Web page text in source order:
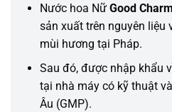
Nước hoa Nữ Good
sản xuất trên nguyên liệu
mùi hương tại Pháp.
Sau đó, được nhập khẩu
tại nhà máy có kỹ thuật
Âu (GMP).